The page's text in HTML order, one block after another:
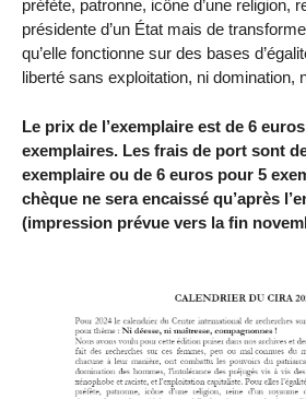
préfète, patronne, icône d’une religion,
présidente d’un État mais de
qu’elle fonctionne sur des bases
liberté sans exploitation, ni domination,
Le prix de l’exemplaire est de 6
exemplaires. Les frais de port sont
exemplaire ou de 6 euros pour 5
chèque ne sera encaissé qu’après
(impression prévue vers la fin